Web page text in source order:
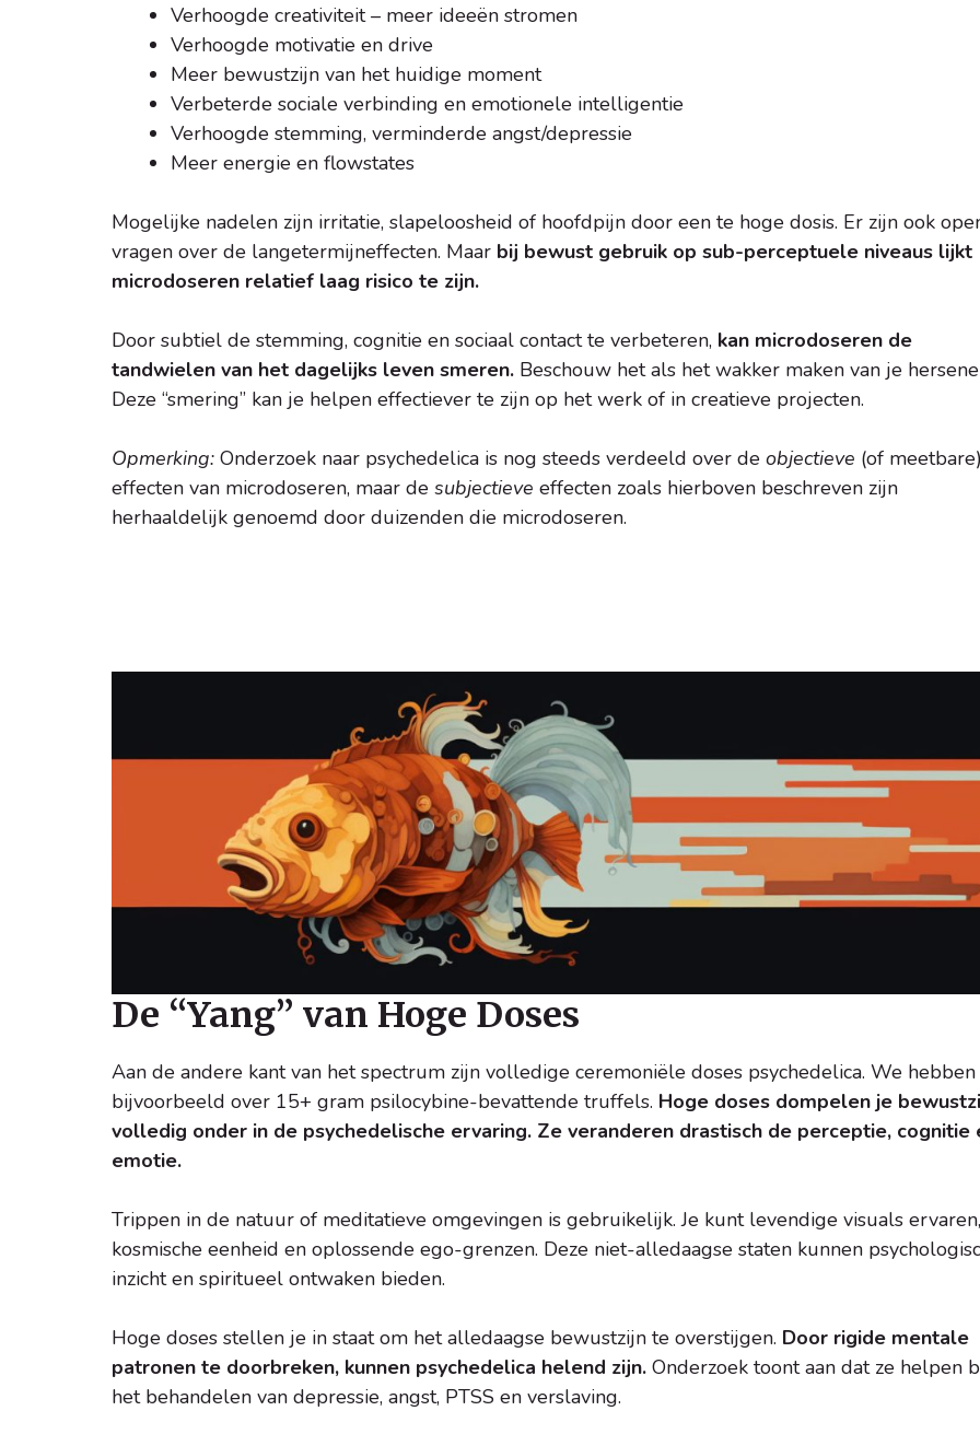
Verhoogde creativiteit – meer ideeën stromen
Verhoogde motivatie en drive
Meer bewustzijn van het huidige moment
Verbeterde sociale verbinding en emotionele intelligentie
Verhoogde stemming, verminderde angst/depressie
Meer energie en flowstates
Mogelijke nadelen zijn irritatie, slapeloosheid of hoofdpijn door een te hoge dosis. Er zijn ook
vragen over de langetermijneffecten. Maar bij bewust gebruik op sub-perceptuele niveaus lijkt
microdoseren relatief laag risico te zijn.
Door subtiel de stemming, cognitie en sociaal contact te verbeteren, kan microdoseren de
tandwielen van het dagelijks leven smeren. Beschouw het als het wakker maken van je
Deze “smering” kan je helpen effectiever te zijn op het werk of in creatieve projecten.
Opmerking: Onderzoek naar psychedelica is nog steeds verdeeld over de objectieve (of
effecten van microdoseren, maar de subjectieve effecten zoals hierboven beschreven zijn
herhaaldelijk genoemd door duizenden die microdoseren.
De “Yang” van Hoge Doses
Aan de andere kant van het spectrum zijn volledige ceremoniële doses psychedelica. We
bijvoorbeeld over 15+ gram psilocybine-bevattende truffels. Hoge doses dompelen je
volledig onder in de psychedelische ervaring. Ze veranderen drastisch de perceptie, cognitie
emotie.
Trippen in de natuur of meditatieve omgevingen is gebruikelijk. Je kunt levendige visuals ervaren,
kosmische eenheid en oplossende ego-grenzen. Deze niet-alledaagse staten kunnen
inzicht en spiritueel ontwaken bieden.
Hoge doses stellen je in staat om het alledaagse bewustzijn te overstijgen. Door rigide mentale
patronen te doorbreken, kunnen psychedelica helend zijn. Onderzoek toont aan dat ze helpen
het behandelen van depressie, angst, PTSS en verslaving.